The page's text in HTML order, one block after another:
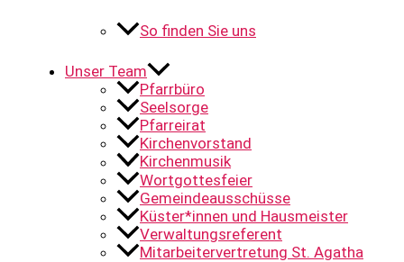
So finden Sie uns
Unser Team
Pfarrbüro
Seelsorge
Pfarreirat
Kirchenvorstand
Kirchenmusik
Wortgottesfeier
Gemeindeausschüsse
Küster*innen und Hausmeister
Verwaltungsreferent
Mitarbeitervertretung St. Agatha